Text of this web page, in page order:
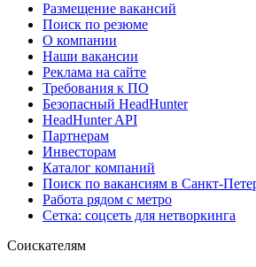
Размещение вакансий
Поиск по резюме
О компании
Наши вакансии
Реклама на сайте
Требования к ПО
Безопасный HeadHunter
HeadHunter API
Партнерам
Инвесторам
Каталог компаний
Поиск по вакансиям в Санкт-
Работа рядом с метро
Сетка: соцсеть для нетворкинга
Соискателям